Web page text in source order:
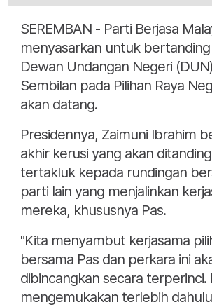
SEREMBAN - Parti Berjasa
menyasarkan untuk bertanding
Dewan Undangan Negeri
Sembilan pada Pilihan Raya
akan datang.
Presidennya, Zaimuni Ibrahim
akhir kerusi yang akan
tertakluk kepada rundingan
parti lain yang menjalinkan
mereka, khususnya Pas.
"Kita menyambut kerjasama
bersama Pas dan perkara ini
dibincangkan secara terperinci.
mengemukakan terlebih